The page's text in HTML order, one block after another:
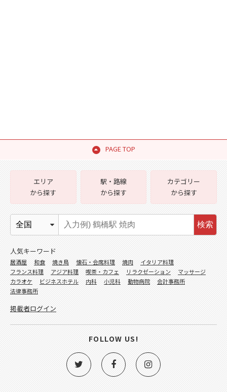
PAGE TOP
エリア
から探す
駅・路線
から探す
カテゴリー
から探す
検索
人気キーワード
居酒屋 和食 焼き鳥 懐石・会席料理 焼肉
イタリア料理
フランス料理
アジア料理 喫茶・カフェ リラクゼーション
マッサージ
カラオケ
ビジネスホテル 内科 小児科 動物病院
会計事務所
法律事務所
掲載者ログイン
FOLLOW US!